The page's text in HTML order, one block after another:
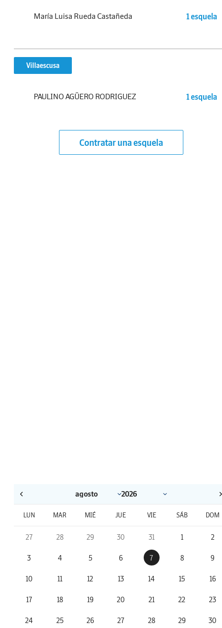
María Luisa Rueda Castañeda 1 esquela
Villaescusa
PAULINO AGÜERO RODRIGUEZ 1 esquela
Contratar una esquela
LUN MAR MIÉ JUE VIE SÁB DOM
27 28 29 30 31 1 2
3 4 5 6 7 8 9
10 11 12 13 14 15 16
17 18 19 20 21 22 23
24 25 26 27 28 29 30